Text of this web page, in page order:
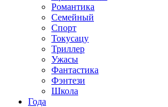
Романтика
Семейный
Спорт
Токусацу
Триллер
Ужасы
Фантастика
Фэнтези
Школа
Года